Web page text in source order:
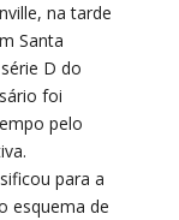
na tarde
Santa
D do
foi
pelo
para a
esquema de